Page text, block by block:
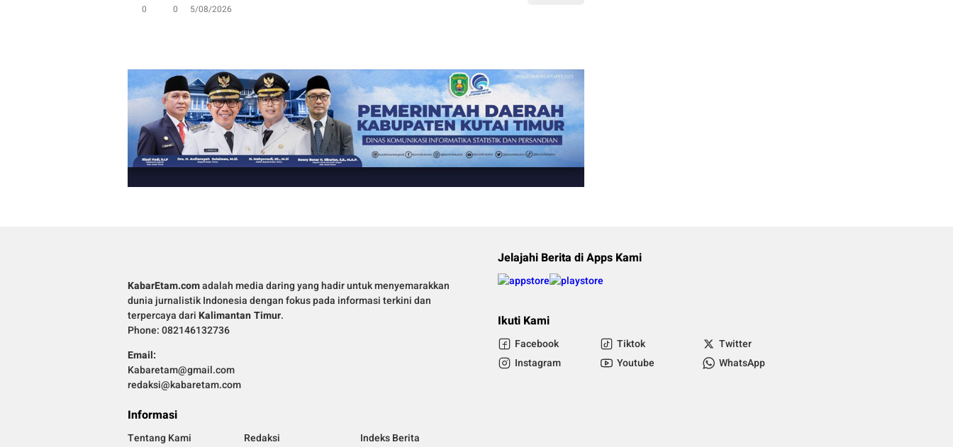
0 0 5/08/2026
KabarEtam.comadalah media daring yang hadir untuk menyemarakkan
dunia jurnalistik Indonesia dengan fokus pada informasi terkini dan
terpercaya dariKalimantan Timur.
Phone: 082146132736
Email:
Kabaretam@gmail.com
redaksi@kabaretam.com
Informasi
Tentang Kami Redaksi Indeks Berita
Jelajahi Berita di Apps Kami
Ikuti Kami
Facebook Tiktok
Twitter
Instagram
Youtube WhatsApp